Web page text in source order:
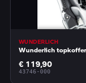
WUNDERLICH
Wunderlich
€ 119,90
43746-000